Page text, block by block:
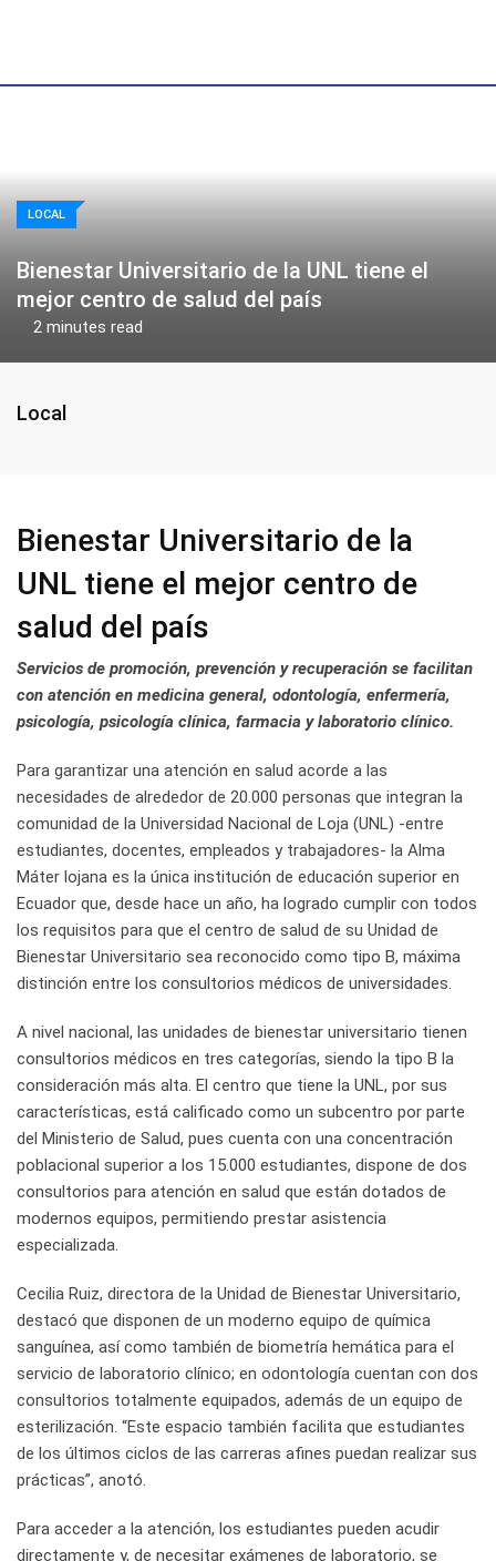
LOCAL
Bienestar Universitario de la UNL tiene el
mejor centro de salud del país
2 minutes read
Local
Bienestar Universitario de la
UNL tiene el mejor centro de
salud del país
Servicios de promoción, prevención y recuperación se facilitan
con atención en medicina general, odontología, enfermería,
psicología, psicología clínica, farmacia y laboratorio clínico.
Para garantizar una atención en salud acorde a las
necesidades de alrededor de 20.000 personas que integran la
comunidad de la Universidad Nacional de Loja (UNL) -entre
estudiantes, docentes, empleados y trabajadores- la Alma
Máter lojana es la única institución de educación superior en
Ecuador que, desde hace un año, ha logrado cumplir con todos
los requisitos para que el centro de salud de su Unidad de
Bienestar Universitario sea reconocido como tipo B, máxima
distinción entre los consultorios médicos de universidades.
A nivel nacional, las unidades de bienestar universitario tienen
consultorios médicos en tres categorías, siendo la tipo B la
consideración más alta. El centro que tiene la UNL, por sus
características, está calificado como un subcentro por parte
del Ministerio de Salud, pues cuenta con una concentración
poblacional superior a los 15.000 estudiantes, dispone de dos
consultorios para atención en salud que están dotados de
modernos equipos, permitiendo prestar asistencia
especializada.
Cecilia Ruiz, directora de la Unidad de Bienestar Universitario,
destacó que disponen de un moderno equipo de química
sanguínea, así como también de biometría hemática para el
servicio de laboratorio clínico; en odontología cuentan con dos
consultorios totalmente equipados, además de un equipo de
esterilización. “Este espacio también facilita que estudiantes
de los últimos ciclos de las carreras afines puedan realizar sus
prácticas”, anotó.
Para acceder a la atención, los estudiantes pueden acudir
directamente y, de necesitar exámenes de laboratorio, se